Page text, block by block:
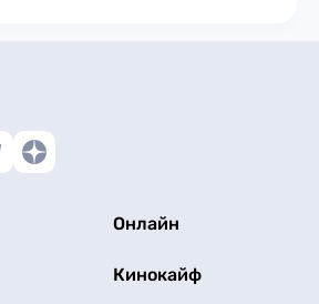
Онлайн
Кинокайф